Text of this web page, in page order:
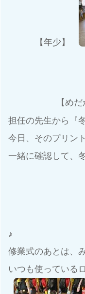
【年少】
【め
担任の先生から『
今日、そのプリン
一緒に確認して、
♪
修業式のあとは、
いつも使っている